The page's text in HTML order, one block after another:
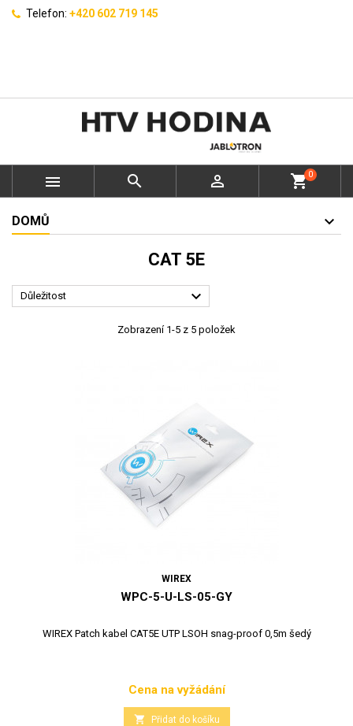
Telefon: +420 602 719 145
   shopping_cart0
DOMŮ
CAT 5E
Důležitost 
Zobrazení 1-5 z 5 položek
WIREX
WPC-5-U-LS-05-GY
WIREX Patch kabel CAT5E UTP LSOH snag-proof 0,5m šedý
Cena
Cena na vyžádání
 Přidat do košíku